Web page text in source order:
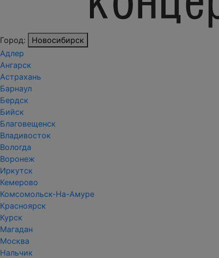
Город:
Новосибирск
Адлер
Ангарск
Астрахань
Барнаул
Бердск
Бийск
Благовещенск
Владивосток
Вологда
Воронеж
Иркутск
Кемерово
Комсомольск-На-Амуре
Красноярск
Курск
Магадан
Москва
Нальчик